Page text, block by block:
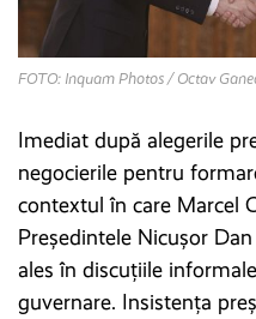
FOTO: Inquam Photos / Octav
Imediat după alegerile
negocierile pentru
contextul în care Marcel
Președintele Nicușor
ales în discuțiile
guvernare. Insistența